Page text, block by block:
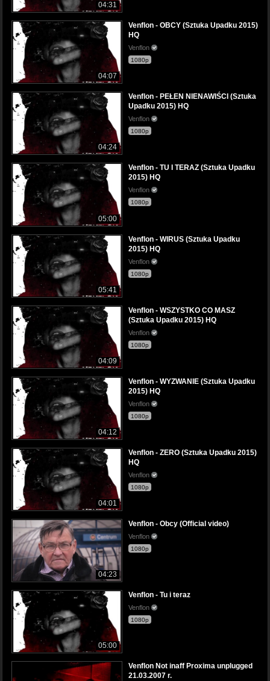
04:31
04:07
Venflon - OBCY (Sztuka Upadku 2015)
HQ
Venflon
1080p
04:24
Venflon - PEŁEN NIENAWIŚCI (Sztuka
Upadku 2015) HQ
Venflon
1080p
05:00
Venflon - TU I TERAZ (Sztuka Upadku
2015) HQ
Venflon
1080p
05:41
Venflon - WIRUS (Sztuka Upadku
2015) HQ
Venflon
1080p
04:09
Venflon - WSZYSTKO CO MASZ
(Sztuka Upadku 2015) HQ
Venflon
1080p
04:12
Venflon - WYZWANIE (Sztuka Upadku
2015) HQ
Venflon
1080p
04:01
Venflon - ZERO (Sztuka Upadku 2015)
HQ
Venflon
1080p
04:23
Venflon - Obcy (Official video)
Venflon
1080p
05:00
Venflon - Tu i teraz
Venflon
1080p
Venflon Not inaff Proxima unplugged
21.03.2007 r.